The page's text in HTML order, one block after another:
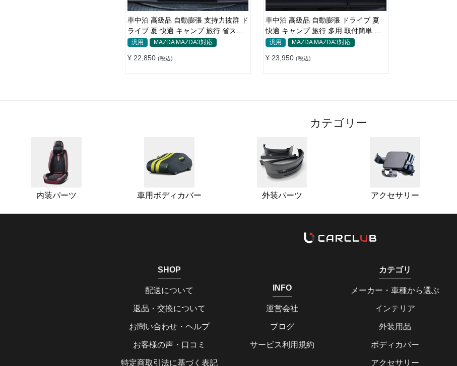
車中泊 高級品 自動膨張 支持力抜群 ド
ライブ 夏 快適 キャンプ 旅行 省スペ
ース エアーベッド
汎用 MAZDA MAZDA3対応
¥ 22,850 (税込)
車中泊 高級品 自動膨張 ドライブ 夏
快適 キャンプ 旅行 多用 取付簡単 収
納便利 エアーベッド
汎用 MAZDA MAZDA3対応
¥ 23,950 (税込)
カテゴリー
内装パーツ 車用ボディカバー 外装パーツ アクセサリー
SHOP
配送について
返品・交換について
お問い合わせ・ヘルプ
お客様の声・口コミ
特定商取引法に基づく表記
INFO
運営会社
ブログ
サービス利用規約
カテゴリ
メーカー・車種から選ぶ
インテリア
外装用品
ボディカバー
アクセサリー